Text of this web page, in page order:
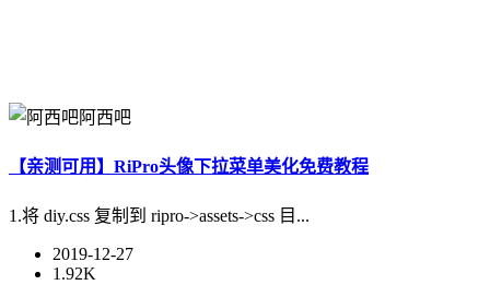
阿西吧
【亲测可用】RiPro头像下拉菜单美化免费教程
1.将 diy.css 复制到 ripro->assets->css 目...
2019-12-27
1.92K